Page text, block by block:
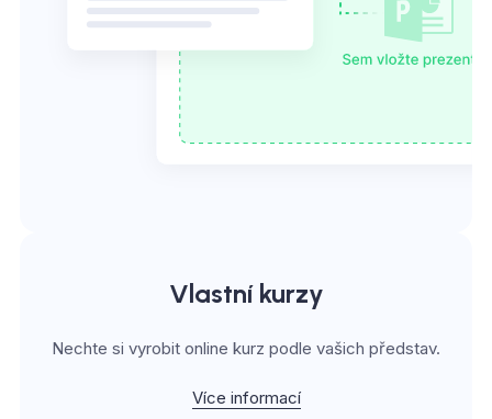
Vlastní kurzy
Nechte si vyrobit online kurz podle vašich představ.
Více informací